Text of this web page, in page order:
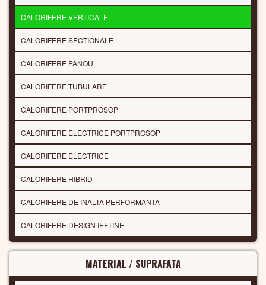
CALORIFERE VERTICALE
CALORIFERE SECTIONALE
CALORIFERE PANOU
CALORIFERE TUBULARE
CALORIFERE PORTPROSOP
CALORIFERE ELECTRICE PORTPROSOP
CALORIFERE ELECTRICE
CALORIFERE HIBRID
CALORIFERE DE INALTA PERFORMANTA
CALORIFERE DESIGN IEFTINE
MATERIAL / SUPRAFATA